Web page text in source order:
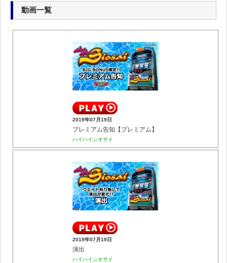
動画一覧
2019年07月19日
プレミアム告知【プレミアム】
ハイハイシオサイ
2019年07月19日
演出
ハイハイシオサイ